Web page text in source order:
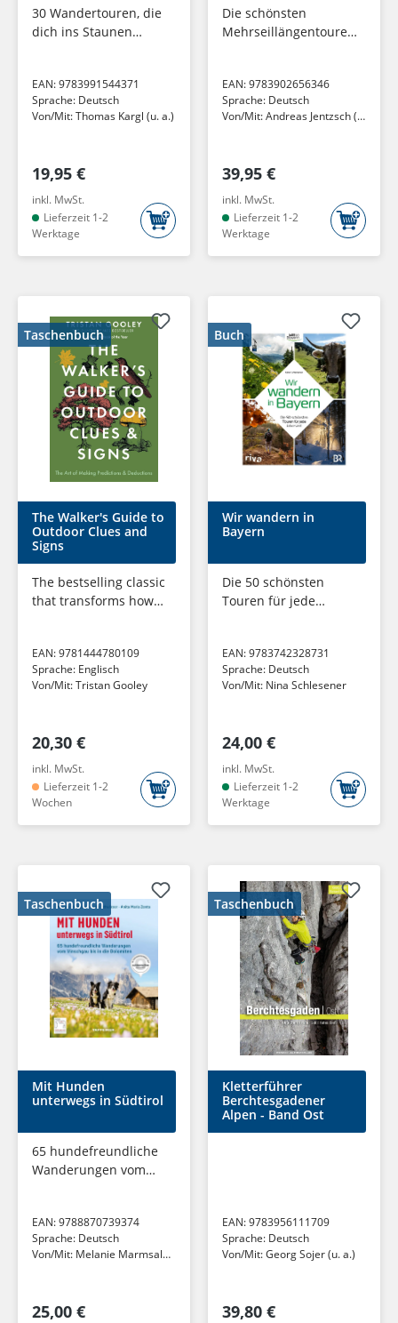
30 Wandertouren, die
dich ins Staunen
EAN:9783991544371
Sprache: Deutsch
Von/Mit:Thomas Kargl (u. a.)
19,95 €
inkl. MwSt.
Lieferzeit 1-2
Werktage
Die schönsten
Mehrseillängentouren
Salzburg
EAN:9783902656346
Sprache: Deutsch
Von/Mit:Andreas Jentzsch (u.
39,95 €
inkl. MwSt.
Lieferzeit 1-2
Werktage
Taschenbuch
The Walker's Guide to
Outdoor Clues and
Signs
The bestselling classic
that transforms how
read this summer for
all nature lovers
EAN:9781444780109
Sprache: Englisch
Von/Mit:Tristan Gooley
20,30 €
inkl. MwSt.
Lieferzeit 1-2
Wochen
Buch
Wir wandern in
Bayern
Die 50 schönsten
Touren für jede
Sendung 'Wir in
Bayern' | QR-Codes zu
jeder...
EAN:9783742328731
Sprache: Deutsch
Von/Mit: Nina Schlesener
24,00 €
inkl. MwSt.
Lieferzeit 1-2
Werktage
Taschenbuch
Mit Hunden
unterwegs in Südtirol
65 hundefreundliche
Wanderungen vom
EAN:9788870739374
Sprache: Deutsch
Von/Mit: Melanie Marmsaler
25,00 €
Taschenbuch
Kletterführer
Berchtesgadener
Alpen - Band Ost
EAN:9783956111709
Sprache: Deutsch
Von/Mit:Georg Sojer (u. a.)
39,80 €